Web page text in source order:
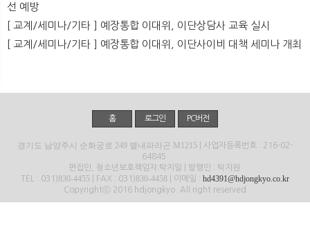
선 예방
[ 교계/세미나/기타 ] 예장통합 이대위, 이단상담사 교육 실시
[ 교계/세미나/기타 ] 예장통합 이대위, 이단사이비 대책 세미나 개최
홈 로그인 PC버전
경기도 남양주시 순화궁로 249 별내파라곤 M1215 | 사업자등록번호 : 216-02-
64845
편집인, 청소년보호책임자:탁지일 | 발행인 : 탁지원
TEL : 031)830-4455 | FAX : 031)830-4458 | 이메일 : hd4391@hdjongkyo.co.kr
Copyrightⓒ 2016 hdjongkyo. All right reserved